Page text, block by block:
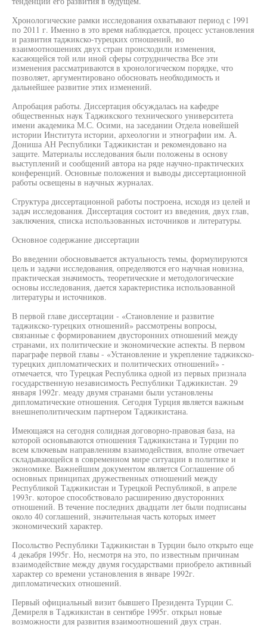
Хронологические рамки исследования охватывают период с 1991
по 2011 г. Именно в это время наблюдается, процесс установления
и развития таджикско-турецких отношений, во
взаимоотношениях двух стран происходили изменения,
касающейся той или иной сферы сотрудничества Все эти
изменения рассматриваются в хронологическом порядке, что
позволяет, аргументировано обосновать необходимость и
дальнейшее развитие этих изменений.
Апробация работы. Диссертация обсуждалась на кафедре
общественных наук Таджикского технического университета
имени академика М.С. Осими, на заседании Отдела новейшей
истории Института истории, археологии и этнографии им. А.
Дониша АН Республики Таджикистан и рекомендовано на
защите. Материалы исследования были положены в основу
выступлений и сообщений автора на ряде научно-практических
конференций. Основные положения и выводы диссертационной
работы освещены в научных журналах.
Структура диссертационной работы построена, исходя из целей и
задач исследования. Диссертация состоит из введения, двух глав,
заключения, списка использованных источников и литературы.
Основное содержание диссертации
Во введении обосновывается актуальность темы, формулируются
цель и задачи исследования, определяются его научная новизна,
практическая значимость, теоретические и методологические
основы исследования, дается характеристика использованной
литературы и источников.
В первой главе диссертации - «Становление и развитие
таджикско-турецких отношений» рассмотрены вопросы,
связанные с формированием двусторонних отношений между
странами, их политические и экономические аспекты. В первом
параграфе первой главы - «Установление и укрепление таджикско-
турецких дипломатических и политических отношений» -
отмечается, что Турецкая Республика одной из первых признала
государственную независимость Республики Таджикистан. 29
января 1992г. меаду двумя странами были установлены
дипломатические отношения. Сегодня Турция является важным
внешнеполитическим партнером Таджикистана.
Имеющаяся на сегодня солидная договорно-правовая база, на
которой основываются отношения Таджикистана и Турции по
всем ключевым направлениям взаимодействия, вполне отвечает
складывающейся в современном мире ситуации в политике и
экономике. Важнейшим документом является Соглашение об
основных принципах дружественных отношений между
Республикой Таджикистан и Турецкой Республикой, в апреле
1993г. которое способствовало расширению двусторонних
отношений. В течение последних двадцати лет были подписаны
около 40 соглашений, значительная часть которых имеет
экономический характер.
Посольство Республики Таджикистан в Турции было открыто еще
4 декабря 1995г. Но, несмотря на это, по известным причинам
взаимодействие между двумя государствами приобрело активный
характер со времени установления в январе 1992г.
дипломатических отношений.
Первый официальный визит бывшего Президента Турции С.
Демиреля в Таджикистан в сентябре 1995г. открыл новые
возможности для развития взаимоотношений двух стран.